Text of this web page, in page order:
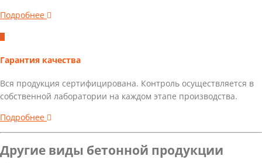
Подробнее
Гарантия качества
Вся продукция сертифицирована. Контроль осуществляется в
собственной лаборатории на каждом этапе производства.
Подробнее
Другие виды бетонной продукции